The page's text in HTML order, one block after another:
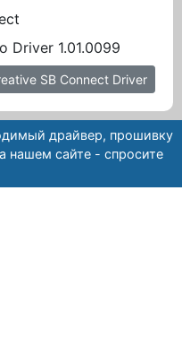
Driver 1.01.0099
SB Connect Driver
драйвер, прошивку
нашем сайте - спросите